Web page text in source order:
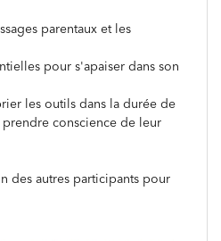
parentaux et les
pour s'apaiser dans son
les outils dans la durée de
conscience de leur
des autres participants pour